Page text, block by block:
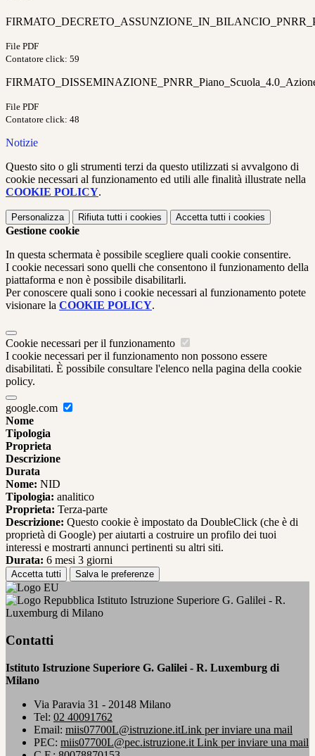
File PDF
Contatore click: 59
File PDF
Contatore click: 48
Notizie
Questo sito o gli strumenti terzi da questo utilizzati si avvalgono di
cookie necessari al funzionamento ed utili alle finalità illustrate nella
COOKIE POLICY.
Personalizza Rifiuta tutti i cookies Accetta tutti i cookies
Gestione cookie
In questa schermata è possibile scegliere quali cookie consentire.
I cookie necessari sono quelli che consentono il funzionamento della
piattaforma e non è possibile disabilitarli.
Per conoscere quali sono i cookie necessari al funzionamento potete
visionare la COOKIE POLICY.
Cookie necessari per il funzionamento
I cookie necessari per il funzionamento non possono essere
disabilitati. È possibile consultare l'elenco nella pagina della cookie
policy.
google.com
Nome
Tipologia
Proprieta
Descrizione
Durata
Nome: NID
Tipologia: analitico
Proprieta: Terza-parte
Descrizione: Questo cookie è impostato da DoubleClick (che è di
proprietà di Google) per aiutarti a costruire un profilo dei tuoi
interessi e mostrarti annunci pertinenti su altri siti.
Durata: 6 mesi 3 giorni
Accetta tutti Salva le preferenze
Istituto Istruzione Superiore G. Galilei - R.
Luxemburg di Milano
Contatti
Istituto Istruzione Superiore G. Galilei - R. Luxemburg di
Milano
Via Paravia 31 - 20148 Milano
Tel: 02 40091762
Email: miis07700L@istruzione.itLink per inviare una mail
PEC: miis07700L@pec.istruzione.it Link per inviare una mail